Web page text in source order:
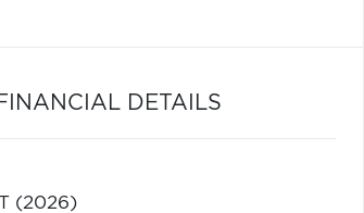
DETAILS
(2026)